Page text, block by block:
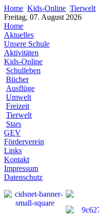
Home Kids-Online Tierwelt
Freitag, 07. August 2026
Home
Aktuelles
Unsere Schule
Aktivitäten
Kids-Online
Schulleben
Bücher
Ausflüge
Umwelt
Freizeit
Tierwelt
Stars
GEV
Förderverein
Links
Kontakt
Impressum
Datenschutz